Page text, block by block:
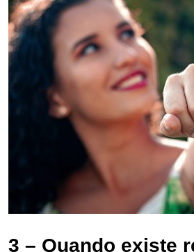
3 – Quando existe